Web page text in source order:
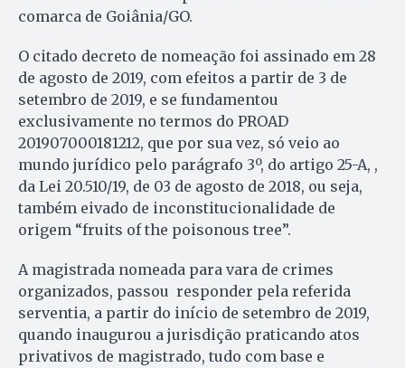
comarca de Goiânia/GO.
O citado decreto de nomeação foi assinado em 28
de agosto de 2019, com efeitos a partir de 3 de
setembro de 2019, e se fundamentou
exclusivamente no termos do PROAD
201907000181212, que por sua vez, só veio ao
mundo jurídico pelo parágrafo 3º, do artigo 25-A, ,
da Lei 20.510/19, de 03 de agosto de 2018, ou seja,
também eivado de inconstitucionalidade de
origem “fruits of the poisonous tree”.
A magistrada nomeada para vara de crimes
organizados, passou responder pela referida
serventia, a partir do início de setembro de 2019,
quando inaugurou a jurisdição praticando atos
privativos de magistrado, tudo com base e